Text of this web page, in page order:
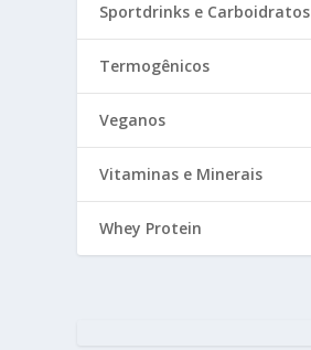
Sportdrinks e Carboidratos
Termogênicos
Veganos
Vitaminas e Minerais
Whey Protein